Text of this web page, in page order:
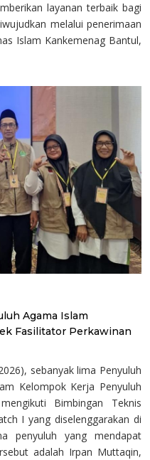
layanan terbaik bagi
melalui penerimaan
Islam Kankemenag Bantul,
Agama Islam
Fasilitator Perkawinan
sebanyak lima Penyuluh
Kelompok Kerja Penyuluh
Bimbingan Teknis
I yang diselenggarakan di
penyuluh yang mendapat
adalah Irpan Muttaqin,